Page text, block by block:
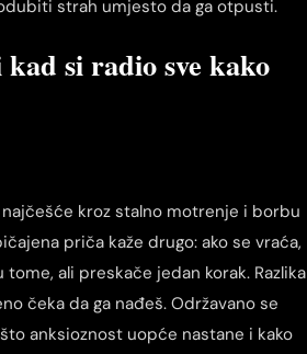
strah umjesto da ga otpusti.
si radio sve kako
kroz stalno motrenje i borbu
priča kaže drugo: ako se vraća,
ali preskače jedan korak. Razlika
čeka da ga nađeš. Održavano se
anksioznost uopće nastane i kako